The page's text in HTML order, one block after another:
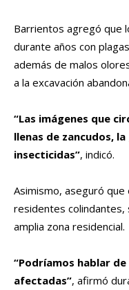
Barrientos agregó que
durante años con
además de malos
a la excavación
“Las imágenes que
llenas de zancudos,
insecticidas”, indicó.
Asimismo, aseguró
residentes colindantes,
amplia zona residencial.
“Podríamos hablar
afectadas”, afirmó